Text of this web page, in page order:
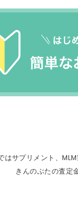
はサプリメント、MLM
きんのぶたの査定